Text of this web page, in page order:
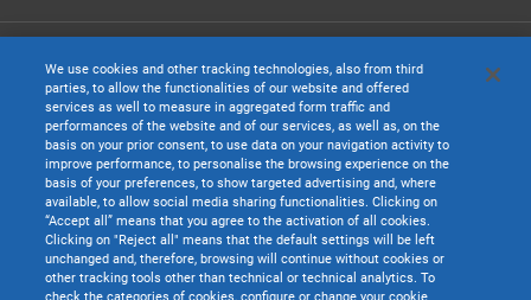
TeamSystem S.p.A. società con socio unico soggetta all’attività di direzione e
coordinamento di TeamSystem Holdco S.p.A. - Cap. Soc. € 24.000.000 I.v. -
We use cookies and other tracking technologies, also from third
parties, to allow the functionalities of our website and offered
services as well to measure in aggregated form traffic and
performances of the website and of our services, as well as, on the
basis on your prior consent, to use data on your navigation activity to
improve performance, to personalise the browsing experience on the
basis of your preferences, to show targeted advertising and, where
available, to allow social media sharing functionalities. Clicking on
“Accept all” means that you agree to the activation of all cookies.
Clicking on "Reject all" means that the default settings will be left
unchanged and, therefore, browsing will continue without cookies or
other tracking tools other than technical or technical analytics. To